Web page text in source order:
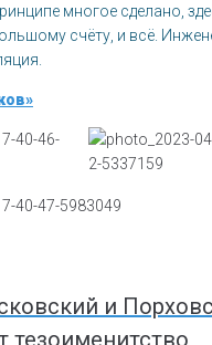
многое сделано,
счёту, и всё.
и
тезоименитство